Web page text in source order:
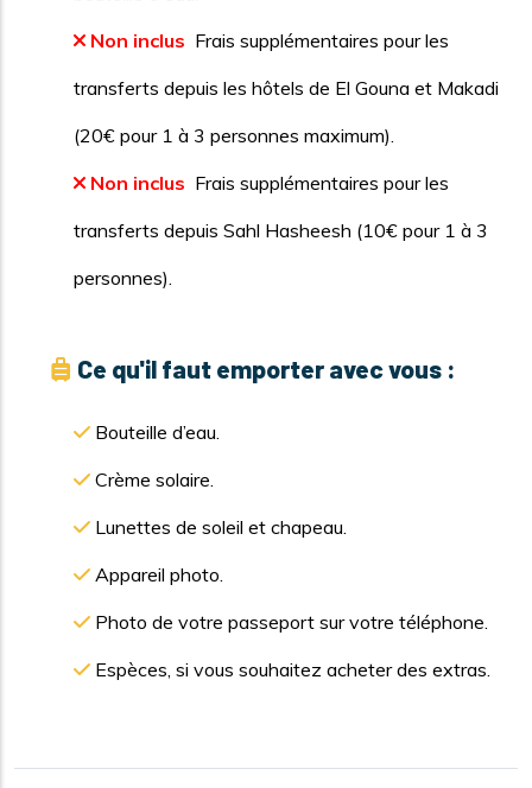
Non inclus Frais supplémentaires pour les
transferts depuis les hôtels de El Gouna et Makadi
(20€ pour 1 à 3 personnes maximum).
Non inclus Frais supplémentaires pour les
transferts depuis Sahl Hasheesh (10€ pour 1 à 3
personnes).
Ce qu'il faut emporter avec vous :
Bouteille d’eau.
Crème solaire.
Lunettes de soleil et chapeau.
Appareil photo.
Photo de votre passeport sur votre téléphone.
Espèces, si vous souhaitez acheter des extras.